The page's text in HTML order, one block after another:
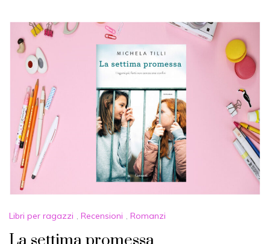
Libri per ragazzi , Recensioni , Romanzi